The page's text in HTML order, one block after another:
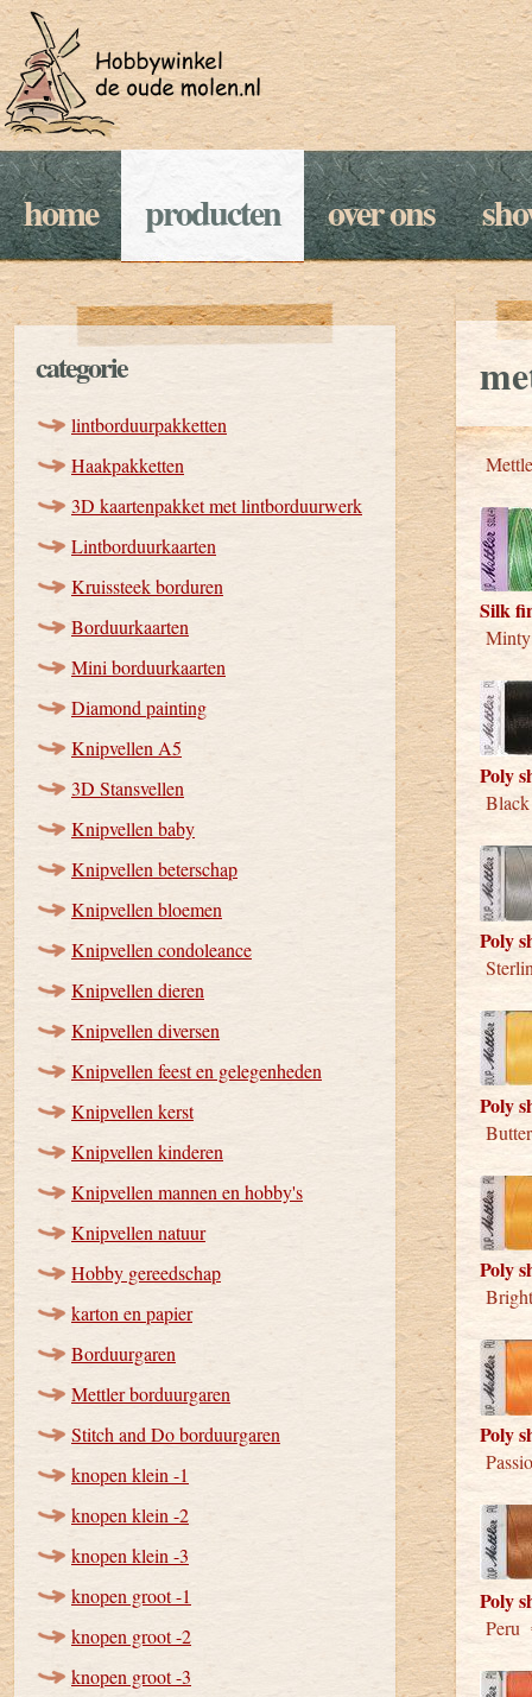
home producten over ons
categorie
lintborduurpakketten
Haakpakketten
3D kaartenpakket met lintborduurwerk
Lintborduurkaarten
Kruissteek borduren
Borduurkaarten
Mini borduurkaarten
Diamond painting
Knipvellen A5
3D Stansvellen
Knipvellen baby
Knipvellen beterschap
Knipvellen bloemen
Knipvellen condoleance
Knipvellen dieren
Knipvellen diversen
Knipvellen feest en gelegenheden
Knipvellen kerst
Knipvellen kinderen
Knipvellen mannen en hobby's
Knipvellen natuur
Hobby gereedschap
karton en papier
Borduurgaren
Mettler borduurgaren
Stitch and Do borduurgaren
knopen klein -1
knopen klein -2
knopen klein -3
knopen groot -1
knopen groot -2
knopen groot -3
Silk
Poly
Poly
Poly
Poly
Poly
Poly
Peru